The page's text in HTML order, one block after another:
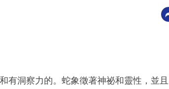
有洞察力的。蛇象徵著神祕和靈性，並且